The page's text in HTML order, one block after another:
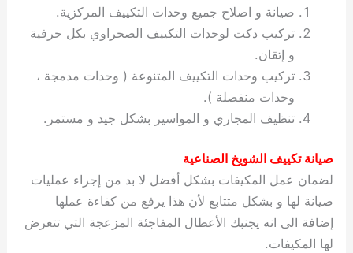
صيانة و اصلاح جميع وحدات التكييف المركزية.
تركيب دكت لوحدات التكييف الصحراوي بكل حرفية
و إتقان.
تركيب وحدات التكييف المتنوعة ( وحدات مدمجة ،
وحدات منفصلة ).
تنظيف المجاري و المواسير بشكل جيد و مستمر.
صيانة تكييف الشويخ الصناعية
لضمان عمل المكيفات بشكل أفضل لا بد من إجراء عمليات
صيانة لها و بشكل متتابع لأن هذا يرفع من كفاءة عملها
إضافة الى انه يجنبك الأعطال المفاجئة المزعجة التي تتعرض
لها المكيفات.